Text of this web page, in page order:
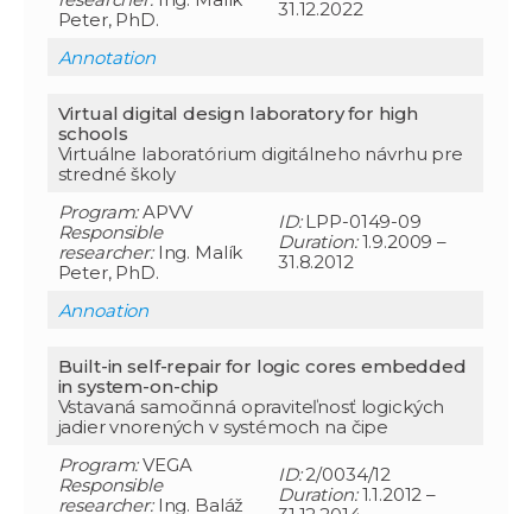
Peter, PhD.
31.12.2022
Annotation
Virtual digital design laboratory for high
schools
Virtuálne laboratórium digitálneho návrhu pre
stredné školy
Program:APVV
Responsible
researcher:Ing. Malík
Peter, PhD.
ID:LPP-0149-09
Duration:1.9.2009 –
31.8.2012
Annoation
Built-in self-repair for logic cores embedded
in system-on-chip
Vstavaná samočinná opraviteľnosť logických
jadier vnorených v systémoch na čipe
Program:VEGA
Responsible
researcher:Ing. Baláž
ID:2/0034/12
Duration:1.1.2012 –